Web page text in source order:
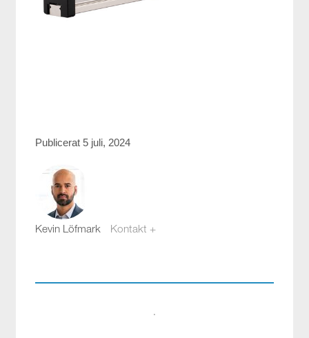
Publicerat 5 juli, 2024
Kevin Löfmark Kontakt +
·